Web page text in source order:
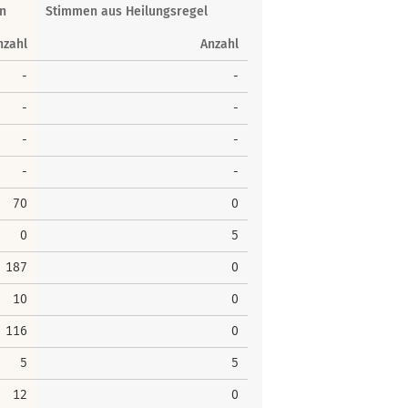
Stimmen aus Heilungsregel
Anzahl
- -
- -
- -
- -
70 0
0 5
187 0
10 0
116 0
5 5
12 0